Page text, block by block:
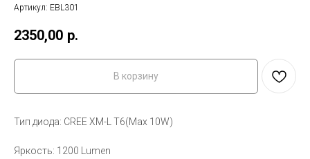
Артикул: EBL301
2350,00 р.
В корзину
Тип диода: CREE XM-L T6(Max 10W)
Яркость: 1200 Lumen